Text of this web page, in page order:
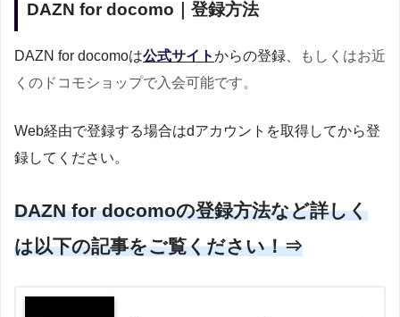
DAZN for docomo｜登録方法
DAZN for docomoは公式サイトからの登録、
もしくはお近
くのドコモショップで入会可能です。
Web経由で登録する場合はdアカウントを取得してから登
録してください。
DAZN for docomoの登録方法など詳しく
は以下の記事をご覧ください！⇒